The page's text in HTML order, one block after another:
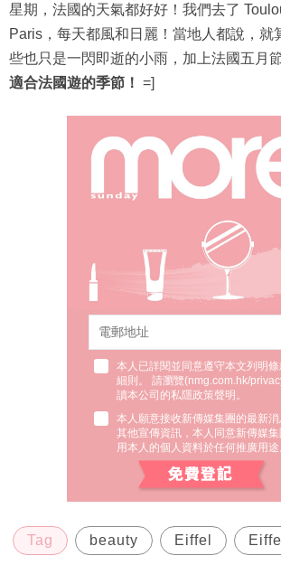
星期，法國的天氣都好好！我們去了
Paris，每天都風和日麗！當地人都說，就
些也只是一閃即逝的小雨，加上法國五月節
適合法國遊的季節！ =]
本人已詳閱並同意遵守本文列明條
細則。 請瀏覽(nmg.com.hk/
讀本公司的私隱政策聲明。
本人願意接收新傳媒集團的最新消
其他宣傳資訊，本人同意新傳媒集
用本人的個人資料於任何推廣用途
Tag beauty Eiffel